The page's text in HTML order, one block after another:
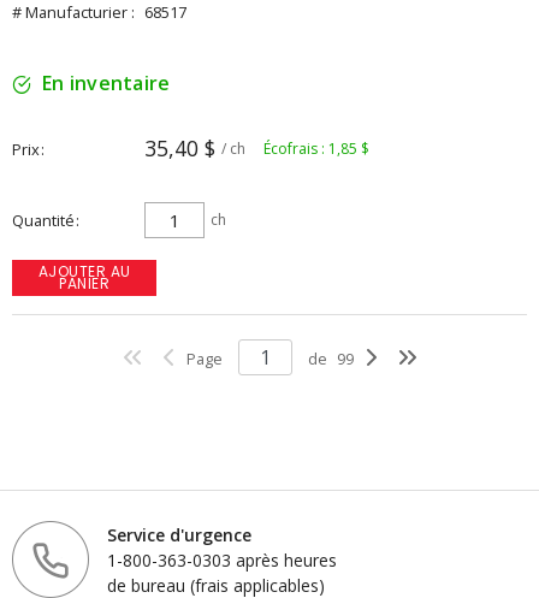
# Manufacturier : 68517
En inventaire
Prix 35,40 $ / ch Écofrais : 1,85 $
Quantité ch
AJOUTER AU
PANIER
Page de 99
Service d'urgence
1-800-363-0303 après heures
de bureau (frais applicables)